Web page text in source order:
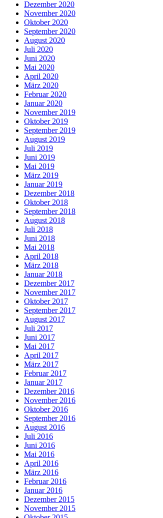
Dezember 2020
November 2020
Oktober 2020
September 2020
August 2020
Juli 2020
Juni 2020
Mai 2020
April 2020
März 2020
Februar 2020
Januar 2020
November 2019
Oktober 2019
September 2019
August 2019
Juli 2019
Juni 2019
Mai 2019
März 2019
Januar 2019
Dezember 2018
Oktober 2018
September 2018
August 2018
Juli 2018
Juni 2018
Mai 2018
April 2018
März 2018
Januar 2018
Dezember 2017
November 2017
Oktober 2017
September 2017
August 2017
Juli 2017
Juni 2017
Mai 2017
April 2017
März 2017
Februar 2017
Januar 2017
Dezember 2016
November 2016
Oktober 2016
September 2016
August 2016
Juli 2016
Juni 2016
Mai 2016
April 2016
März 2016
Februar 2016
Januar 2016
Dezember 2015
November 2015